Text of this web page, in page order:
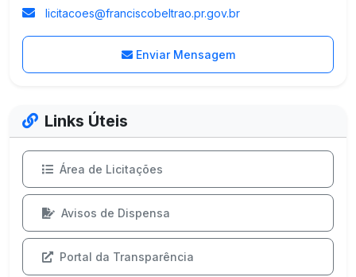
licitacoes@franciscobeltrao.pr.gov.br
Enviar Mensagem
Links Úteis
Área de Licitações
Avisos de Dispensa
Portal da Transparência